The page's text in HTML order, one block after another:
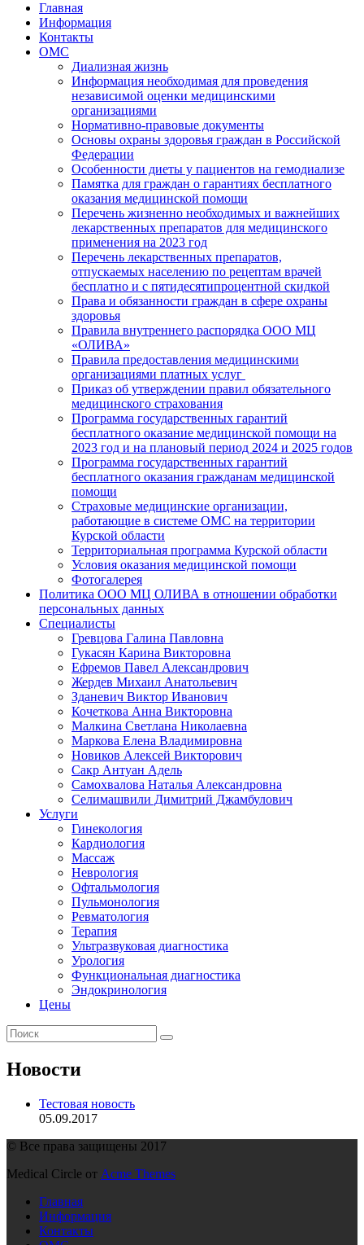
Главная
Информация
Контакты
ОМС
Диализная жизнь
Информация необходимая для проведения
независимой оценки медицинскими
организациями
Нормативно-правовые документы
Основы охраны здоровья граждан в Российской
Федерации
Особенности диеты у пациентов на гемодиализе
Памятка для граждан о гарантиях бесплатного
оказания медицинской помощи
Перечень жизненно необходимых и важнейших
лекарственных препаратов для медицинского
применения на 2023 год
Перечень лекарственных препаратов,
отпускаемых населению по рецептам врачей
бесплатно и с пятидесятипроцентной скидкой
Права и обязанности граждан в сфере охраны
здоровья
Правила внутреннего распорядка ООО МЦ
«ОЛИВА»
Правила предоставления медицинскими
организациями платных услуг
Приказ об утверждении правил обязательного
медицинского страхования
Программа государственных гарантий
бесплатного оказание медицинской помощи на
2023 год и на плановый период 2024 и 2025 годов
Программа государственных гарантий
бесплатного оказания гражданам медицинской
помощи
Страховые медицинские организации,
работающие в системе ОМС на территории
Курской области
Территориальная программа Курской области
Условия оказания медицинской помощи
Фотогалерея
Политика ООО МЦ ОЛИВА в отношении обработки
персональных данных
Специалисты
Гревцова Галина Павловна
Гукасян Карина Викторовна
Ефремов Павел Александрович
Жердев Михаил Анатольевич
Зданевич Виктор Иванович
Кочеткова Анна Викторовна
Малкина Светлана Николаевна
Маркова Елена Владимировна
Новиков Алексей Викторович
Сакр Антуан Адель
Самохвалова Наталья Александровна
Селимашвили Димитрий Джамбулович
Услуги
Гинекология
Кардиология
Массаж
Неврология
Офтальмология
Пульмонология
Ревматология
Терапия
Ультразвуковая диагностика
Урология
Функциональная диагностика
Эндокринология
Цены
Новости
Тестовая новость
05.09.2017
© Все права защищены 2017
Medical Circle от Acme Themes
Главная
Информация
Контакты